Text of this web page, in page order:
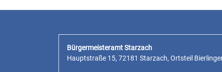
Bürgermeisteramt Starzach
Hauptstraße 15, 72181 Starzach, Ortsteil